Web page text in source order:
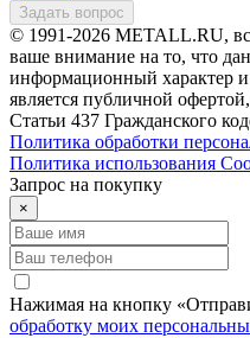
Задать вопрос
© 1991-2026 METALL.RU,
ваше внимание на то, что
информационный характер
является публичной
Статьи 437 Гражданского
Политика обработки
Политика использования
Запрос на покупку
×
Нажимая на кнопку
обработку моих